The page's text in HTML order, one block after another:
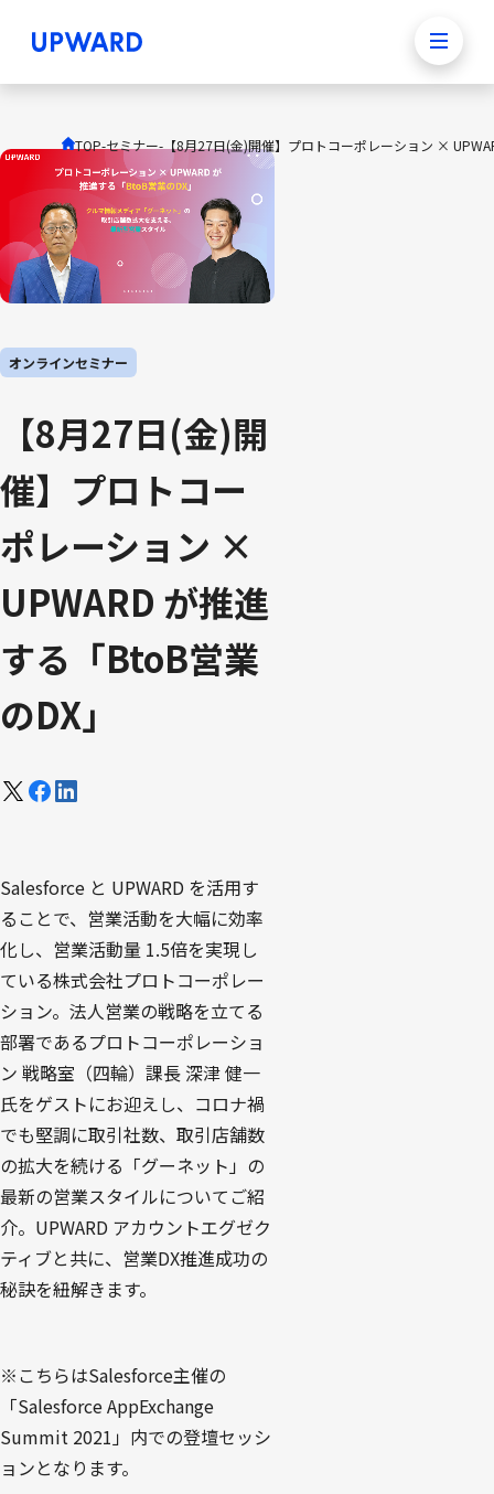
TOP-セミナー-【8月27日(金)開催】プロトコーポレーション ×
オンラインセミナー
【8月27日(金)開
催】プロトコー
ポレーション ×
UPWARD が推進
する「BtoB営業
のDX」
Salesforce と UPWARD を活用す
ることで、営業活動を大幅に効率
化し、営業活動量 1.5倍を実現し
ている株式会社プロトコーポレー
ション。法人営業の戦略を立てる
部署であるプロトコーポレーショ
ン 戦略室（四輪）課長 深津 健一
氏をゲストにお迎えし、コロナ禍
でも堅調に取引社数、取引店舗数
の拡大を続ける「グーネット」の
最新の営業スタイルについてご紹
介。UPWARD アカウントエグゼク
ティブと共に、営業DX推進成功の
秘訣を紐解きます。
※こちらはSalesforce主催の
「Salesforce AppExchange
Summit 2021」内での登壇セッシ
ョンとなります。